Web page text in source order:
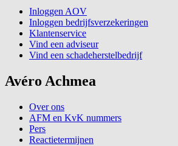
Inloggen AOV
Inloggen bedrijfsverzekeringen
Klantenservice
Vind een adviseur
Vind een schadeherstelbedrijf
Avéro Achmea
Over ons
AFM en KvK nummers
Pers
Reactietermijnen